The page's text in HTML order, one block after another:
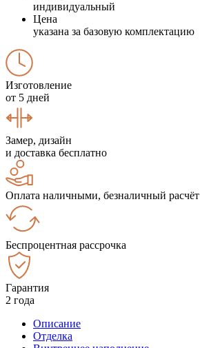
индивидуальный
Цена
указана за базовую комплектацию
Изготовление
от 5 дней
Замер, дизайн
и доставка бесплатно
Оплата наличными, безналичный расчёт
Беспроцентная рассрочка
Гарантия
2 года
Описание
Отделка